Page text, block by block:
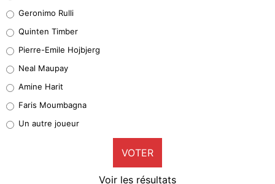
32%
5%
1%
9%
Geronimo Rulli
Quinten Timber
Pierre-Emile Hojbjerg
Neal Maupay
Amine Harit
Faris Moumbagna
Un autre joueur
VOTER
Voir les résultats